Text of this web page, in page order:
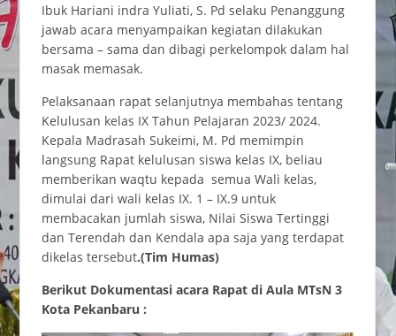
Ibuk Hariani indra Yuliati, S. Pd selaku Penanggung
jawab acara menyampaikan kegiatan dilakukan
bersama – sama dan dibagi perkelompok dalam hal
masak memasak.
Pelaksanaan rapat selanjutnya membahas tentang
Kelulusan kelas IX Tahun Pelajaran 2023/ 2024.
Kepala Madrasah Sukeimi, M. Pd memimpin
langsung Rapat kelulusan siswa kelas IX, beliau
memberikan waqtu kepada semua Wali kelas,
dimulai dari wali kelas IX. 1 – IX.9 untuk
membacakan jumlah siswa, Nilai Siswa Tertinggi
dan Terendah dan Kendala apa saja yang terdapat
dikelas tersebut.(Tim Humas)
Berikut Dokumentasi acara Rapat di Aula MTsN 3
Kota Pekanbaru :